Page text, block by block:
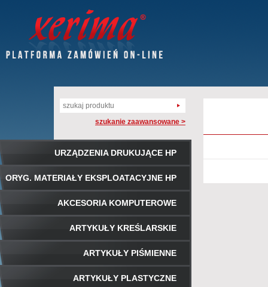
szukanie zaawansowane >
URZĄDZENIA DRUKUJĄCE HP
ORYG. MATERIAŁY EKSPLOATACYJNE HP
AKCESORIA KOMPUTEROWE
ARTYKUŁY KREŚLARSKIE
ARTYKUŁY PIŚMIENNE
ARTYKUŁY PLASTYCZNE